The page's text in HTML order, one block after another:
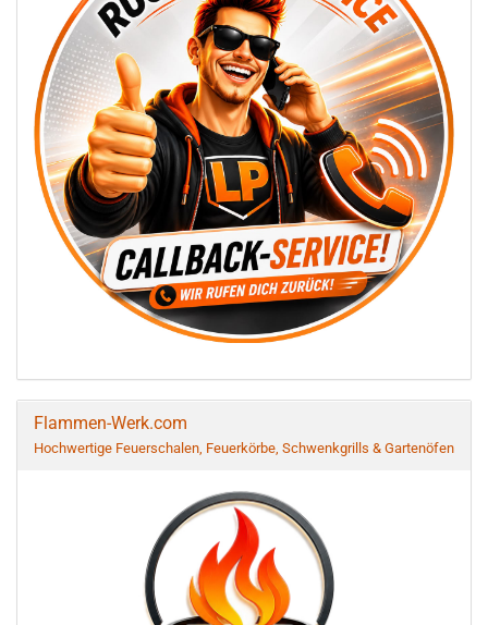
Flammen-Werk.com
Hochwertige Feuerschalen, Feuerkörbe, Schwenkgrills & Gartenöfen